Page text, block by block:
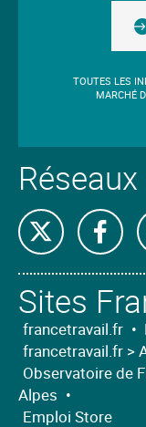
TOUTES LES
MARCHÉ
nous
sur
X
sur
Sites
francetravail.fr •
francetravail.fr >
Observatoire de
Alpes •
Emploi Store